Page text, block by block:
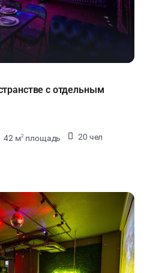
с отдельным
42 м2 площадь
20 чел